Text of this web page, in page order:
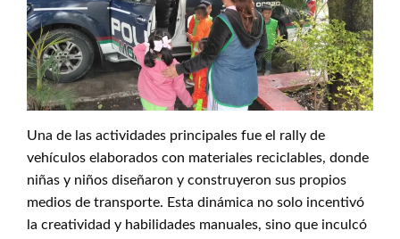
Una de las actividades principales fue el rally de
vehículos elaborados con materiales reciclables, donde
niñas y niños diseñaron y construyeron sus propios
medios de transporte. Esta dinámica no solo incentivó
la creatividad y habilidades manuales, sino que inculcó